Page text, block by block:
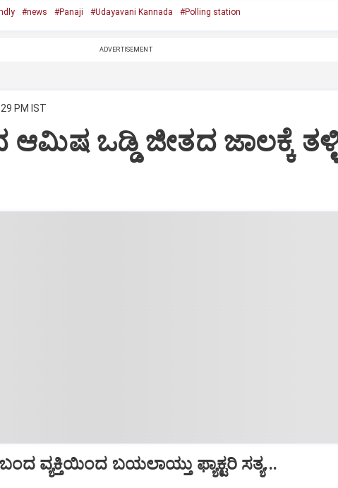
#news #Panaji #Udayavani Kannada #Polling station
ADVERTISEMENT
PM IST
ಒಡ್ಡಿ ಜೀತದ ಜಾಲಕ್ಕೆ
ವ್ಯಕ್ತಿಯಿಂದ ಬಯಲಾಯ್ತು ಫ್ಯಾಕ್ಟರಿ ಸತ್ಯ...